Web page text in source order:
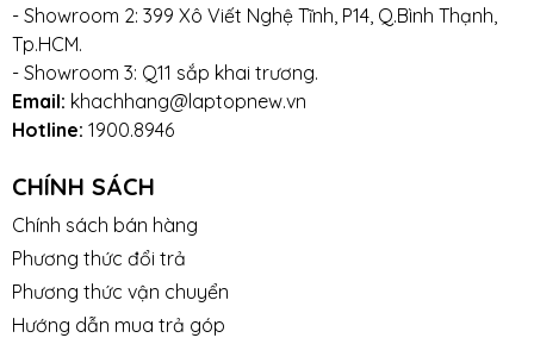
- Showroom 2: 399 Xô Viết Nghệ Tĩnh, P14, Q.Bình Thạnh,
Tp.HCM.
- Showroom 3: Q11 sắp khai trương.
Email: khachhang@laptopnew.vn
Hotline: 1900.8946
CHÍNH SÁCH
Chính sách bán hàng
Phương thức đổi trả
Phương thức vận chuyển
Hướng dẫn mua trả góp